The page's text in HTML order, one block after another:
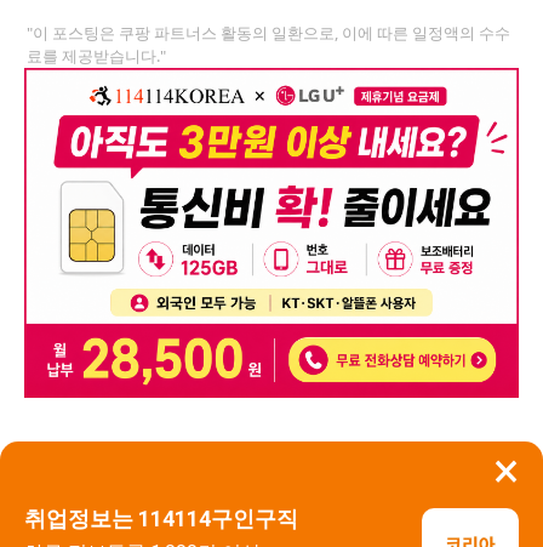
×
취업정보는 114114구인구직
"이 포스팅은 쿠팡 파트너스 활동의 일환으로, 이에 따른 일정액의 수수
료를 제공받습니다."